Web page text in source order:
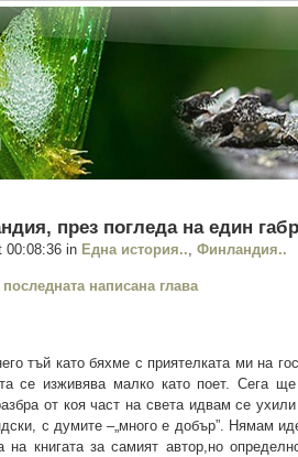
през погледа на един
00:08:36 in Една история..,Финландия..
написана глава
тъй като бяхме с приятелката ми на
се изживява малко като поет. Сега
от коя част на света идвам се
с думите –„много е добър”. Нямам
на книгата за самият автор,но